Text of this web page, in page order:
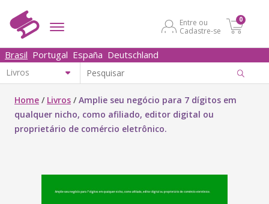
Entre ou
Cadastre-se
0
Brasil Portugal España Deutschland
Home / Livros /Amplie seu negócio para 7 dígitos em
qualquer nicho, como afiliado, editor digital ou
proprietário de comércio eletrônico.